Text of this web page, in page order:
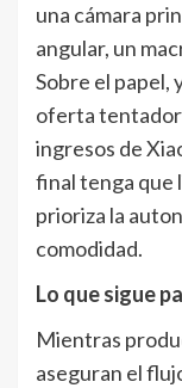
una cámara
angular, un
Sobre el papel,
oferta
ingresos de
final tenga que
prioriza la
comodidad.
Lo que sigue
Mientras
aseguran el